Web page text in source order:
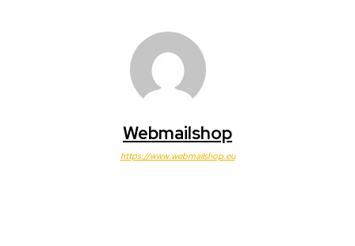
Webmailshop
https://www.webmailshop.eu